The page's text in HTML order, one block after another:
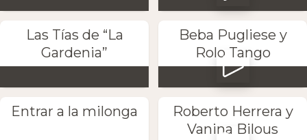
Las Tías de “La
Gardenia”
Beba Pugliese y
Rolo Tango
Entrar a la milonga
Roberto Herrera y
Vanina Bilous